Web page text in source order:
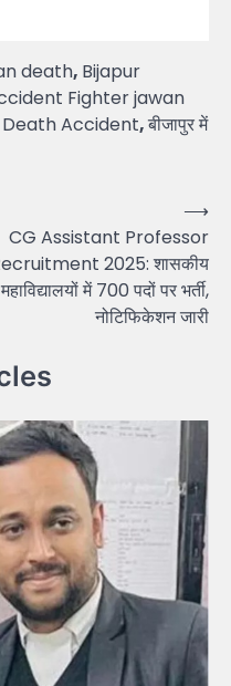
death, Bijapur
Fighter jawan
Accident,बीजापुर में
CG Assistant Professor
2025: शासकीय
महाविद्यालयों में 700 पदों पर भर्ती,
नोटिफिकेशन जारी
⟶